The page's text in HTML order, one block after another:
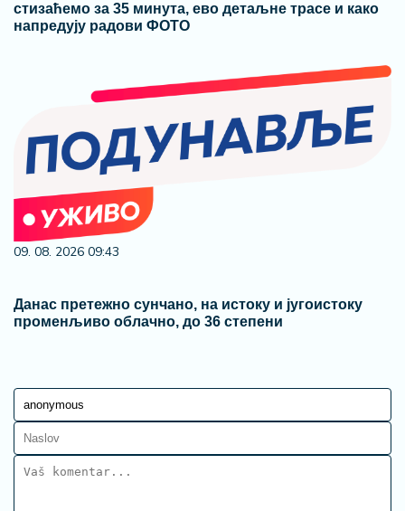
стизаћемо за 35 минута, ево детаљне трасе и како
напредују радови ФОТО
09. 08. 2026 09:43
Данас претежно сунчано, на истоку и југоистоку
променљиво облачно, до 36 степени